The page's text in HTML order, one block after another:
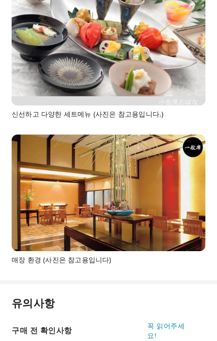
신선하고 다양한 세트메뉴 (사진은 참고용입니다.)
매장 환경 (사진은 참고용입니다)
유의사항
구매 전 확인사항
꼭 읽어주세
요!